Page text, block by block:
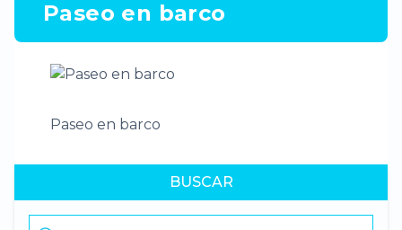
BUSCAR
Paseo en barco
Paseo en barco